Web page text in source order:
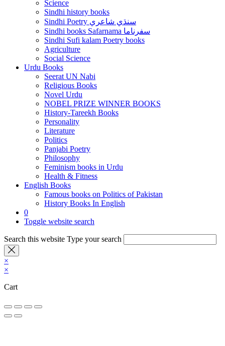
Science
Sindhi history books
Sindhi Poetry سنڌي شاعري
Sindhi books Safarnama سفرناما
Sindhi Sufi kalam Poetry books
Agriculture
Social Science
Urdu Books
Seerat UN Nabi
Religious Books
Novel Urdu
NOBEL PRIZE WINNER BOOKS
History-Tareekh Books
Personality
Literature
Politics
Panjabi Poetry
Philosophy
Feminism books in Urdu
Health & Fitness
English Books
Famous books on Politics of Pakistan
History Books In English
0
Toggle website search
Search this website Type your search
×
×
Cart